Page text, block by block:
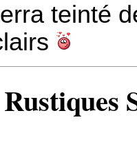
teinté